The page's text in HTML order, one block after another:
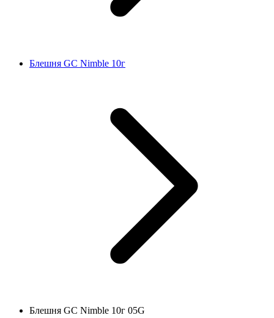
Блешня GC Nimble 10г
Блешня GC Nimble 10г 05G